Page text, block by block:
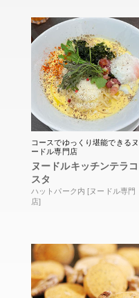
コースでゆっくり堪能できるヌ
ードル専門店
ヌードルキッチンテラコ
スタ
ハットパーク内 [ヌードル専門
店]